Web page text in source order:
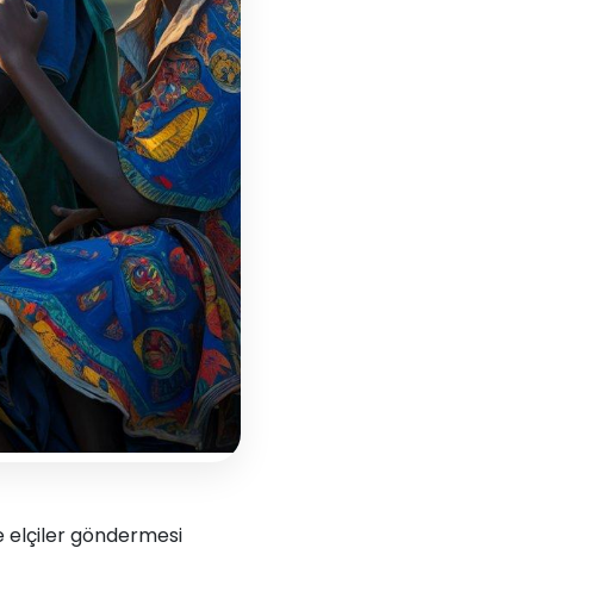
elçiler göndermesi